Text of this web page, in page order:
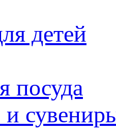
детей
посуда